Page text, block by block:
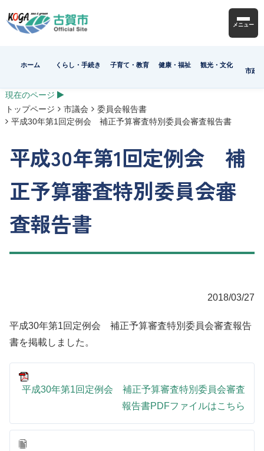
メニュー
ホーム くらし・手続き 子育て・教育 健康・福祉
観光・文化
市政
現在のページ
トップページ
市議会
委員会報告書
平成30年第1回定例会 補正予算審査特別委員会審査報告書
平成30年第1回定例会 補
正予算審査特別委員会審
査報告書
2018/03/27
平成30年第1回定例会 補正予算審査特別委員会審査報告
書を掲載しました。
平成30年第1回定例会 補正予算審査特別委員会審査
報告書PDFファイルはこちら